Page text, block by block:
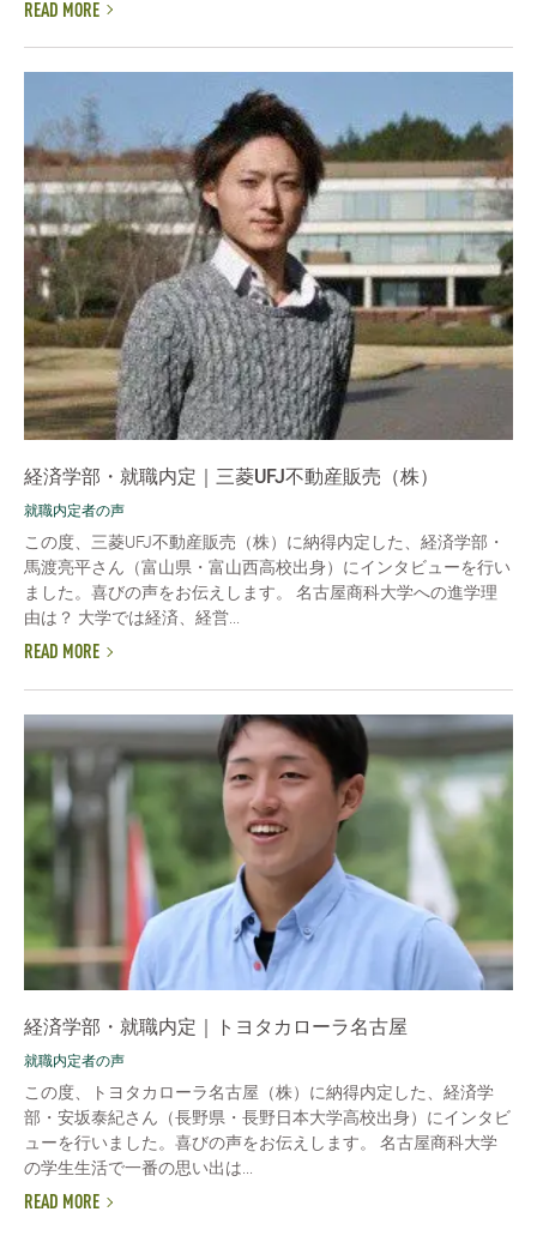
READ MORE
経済学部・就職内定｜三菱UFJ不動産販売（株）
就職内定者の声
この度、三菱UFJ不動産販売（株）に納得内定した、経済学部・
馬渡亮平さん（富山県・富山西高校出身）にインタビューを行い
ました。喜びの声をお伝えします。 名古屋商科大学への進学理
由は？ 大学では経済、経営...
READ MORE
経済学部・就職内定｜トヨタカローラ名古屋
就職内定者の声
この度、トヨタカローラ名古屋（株）に納得内定した、経済学
部・安坂泰紀さん（長野県・長野日本大学高校出身）にインタビ
ューを行いました。喜びの声をお伝えします。 名古屋商科大学
の学生生活で一番の思い出は...
READ MORE